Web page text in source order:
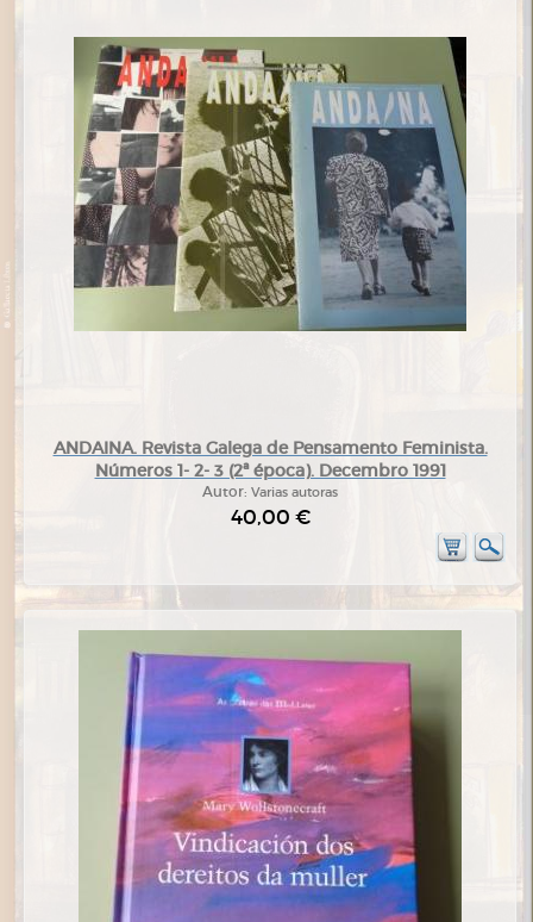
ANDAINA. Revista Galega de Pensamento Feminista.
Números 1- 2- 3 (2ª época). Decembro 1991
Autor: Varias autoras
40,00 €